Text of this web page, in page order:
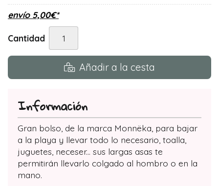
envío 5,00€*
Cantidad
Añadir a la cesta
Información
Gran bolso, de la marca Monnëka, para bajar
a la playa y llevar todo lo necesario, toalla,
juguetes, neceser... sus largas asas te
permitirán llevarlo colgado al hombro o en la
mano.